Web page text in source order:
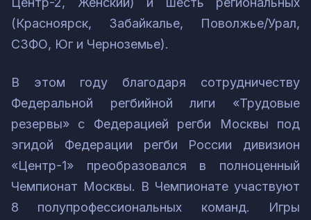
(Красноярск, Забайкалье, Поволжье/Урал,
СЗФО, Юг и Черноземье).
В этом году благодаря сотрудничеству
Федеральной регбийной лиги «Трудовые
резервы» с Федерацией регби Москвы под
эгидой Федерации регби России дивизион
«Центр-1» преобразовался в полноценный
Чемпионат Москвы. В Чемпионате участвуют
8 полупрофессиональных команд. Игры